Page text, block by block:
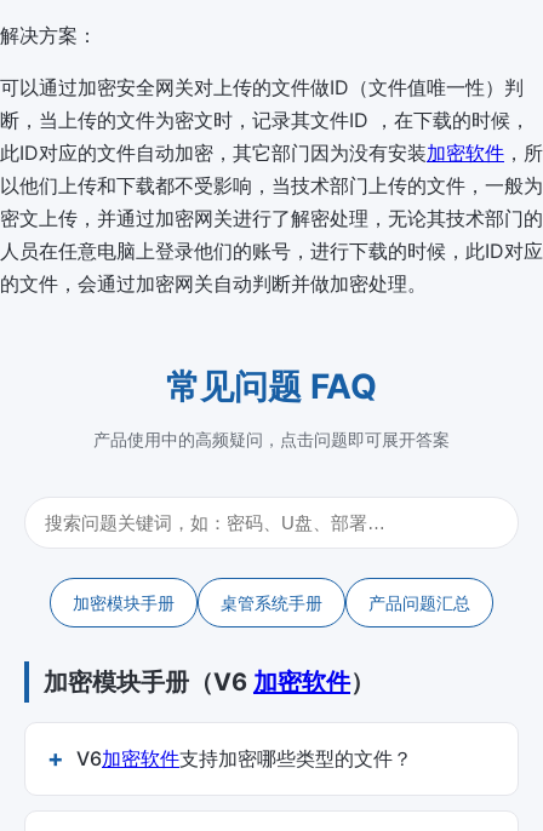
解决方案：
可以通过加密安全网关对上传的文件做ID（文件值唯一性）判
断，当上传的文件为密文时，记录其文件ID ，在下载的时候，
此ID对应的文件自动加密，其它部门因为没有安装加密软件 ，所
以他们上传和下载都不受影响，当技术部门上传的文件，一般为
密文上传，并通过加密网关进行了解密处理，无论其技术部门的
人员在任意电脑上登录他们的账号，进行下载的时候，此ID对应
的文件，会通过加密网关自动判断并做加密处理。
常见问题 FAQ
产品使用中的高频疑问，点击问题即可展开答案
加密模块手册 桌管系统手册 产品问题汇总
加密模块手册（V6 加密软件）
V6加密软件支持加密哪些类型的文件？